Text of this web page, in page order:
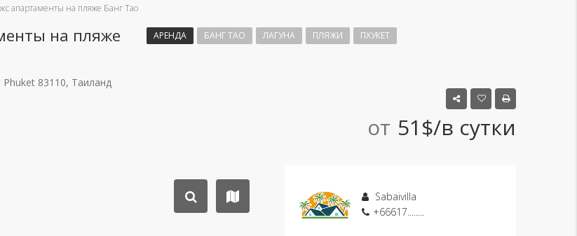
апартаменты на пляже Банг Тао
на пляже
АРЕНДА БАНГ ТАО ЛАГУНА ПЛЯЖИ ПХУКЕТ
83110, Таиланд
от 51$/в сутки
Sabaivilla
+66617........